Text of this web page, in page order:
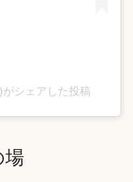
シェアした投稿